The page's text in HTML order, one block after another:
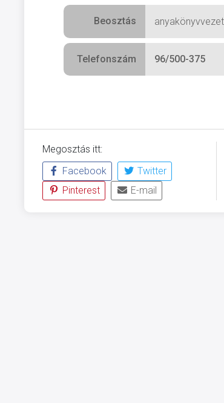
Beosztás
Telefonszám 96/500-375
Megosztás itt:
Facebook
Twitter
Pinterest
E-mail